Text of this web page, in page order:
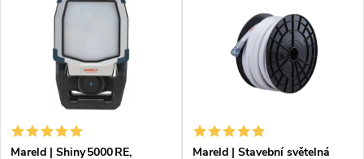
Mareld | Shiny 5000 RE,
Mareld | Stavební světelná